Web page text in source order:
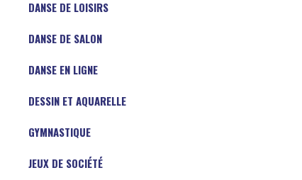
DANSE DE LOISIRS
DANSE DE SALON
DANSE EN LIGNE
DESSIN ET AQUARELLE
GYMNASTIQUE
JEUX DE SOCIÉTÉ